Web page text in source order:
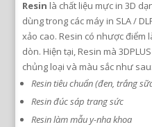
Resin là chất liệu mực in 3D
dùng trong các máy in SLA /
xảo cao. Resin có nhược điểm
dòn. Hiện tại, Resin mà
chủng loại và màu sắc như sau:
Resin tiêu chuẩn (đen, trắng
Resin đúc sáp trang sức
Resin làm mẫu y-nha khoa